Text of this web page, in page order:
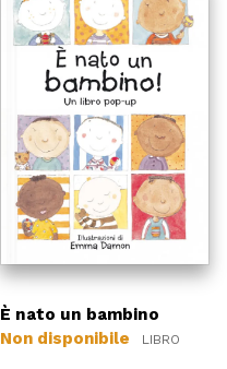
È nato un bambino
Non disponibile
LIBRO